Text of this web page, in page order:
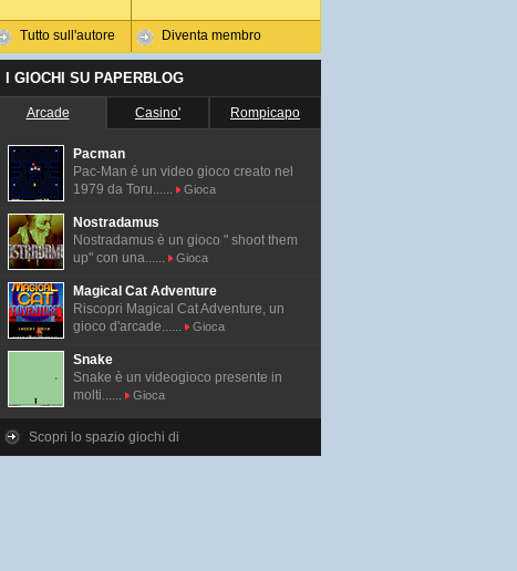
Tutto sull'autore Diventa membro
I GIOCHI SU PAPERBLOG
Arcade Casino' Rompicapo
Pacman
Pac-Man é un video gioco creato nel
1979 da Toru......
Gioca
Nostradamus
Nostradamus è un gioco " shoot them
up" con una......
Gioca
Magical Cat Adventure
Riscopri Magical Cat Adventure, un
gioco d'arcade......
Gioca
Snake
Snake è un videogioco presente in
molti......
Gioca
Scopri lo spazio giochi di